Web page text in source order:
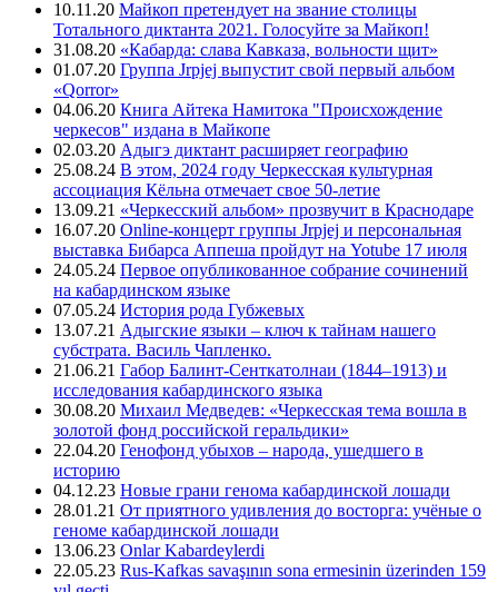
10.11.20 Майкоп претендует на звание столицы
Тотального диктанта 2021. Голосуйте за Майкоп!
31.08.20 «Кабарда: слава Кавказа, вольности щит»
01.07.20 Группа Jrpjej выпустит свой первый альбом
«Qorror»
04.06.20 Книга Айтека Намитока "Происхождение
черкесов" издана в Майкопе
02.03.20 Адыгэ диктант расширяет географию
25.08.24 В этом, 2024 году Черкесская культурная
ассоциация Кёльна отмечает свое 50-летие
13.09.21 «Черкесский альбом» прозвучит в Краснодаре
16.07.20 Online-концерт группы Jrpjej и персональная
выставка Бибарса Аппеша пройдут на Yotube 17 июля
24.05.24 Первое опубликованное собрание сочинений
на кабардинском языке
07.05.24 История рода Губжевых
13.07.21 Адыгские языки – ключ к тайнам нашего
субстрата. Василь Чапленко.
21.06.21 Габор Балинт-Сенткатолнаи (1844–1913) и
исследования кабардинского языка
30.08.20 Михаил Медведев: «Черкесская тема вошла в
золотой фонд российской геральдики»
22.04.20 Генофонд убыхов – народа, ушедшего в
историю
04.12.23 Новые грани генома кабардинской лошади
28.01.21 От приятного удивления до восторга: учёные о
геноме кабардинской лошади
13.06.23 Onlar Kabardeylerdi
22.05.23 Rus-Kafkas savaşının sona ermesinin üzerinden 159